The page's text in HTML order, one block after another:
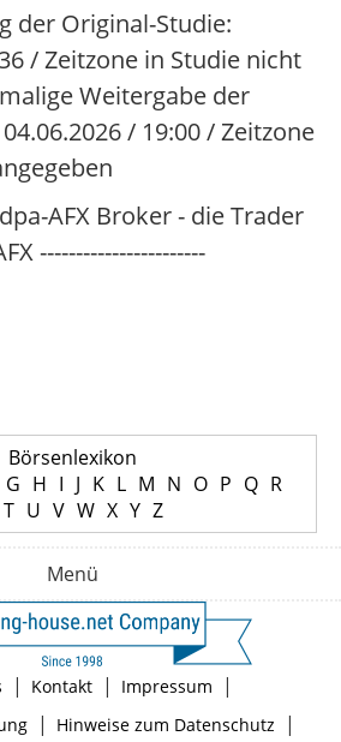
der Original-Studie:
/ Zeitzone in Studie nicht
Weitergabe der
/ 19:00 / Zeitzone
dpa-AFX Broker - die Trader
-----------------------
Börsenlexikon
G H I J K L M N O P Q R
T U V W X Y Z
Menü
| Kontakt | Impressum |
| Hinweise zum Datenschutz |